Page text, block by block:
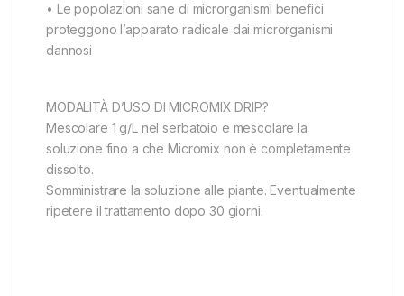
• Le popolazioni sane di microrganismi benefici
proteggono l’apparato radicale dai microrganismi
dannosi
MODALITÀ D’USO DI MICROMIX DRIP?
Mescolare 1 g/L nel serbatoio e mescolare la
soluzione fino a che Micromix non è completamente
dissolto.
Somministrare la soluzione alle piante. Eventualmente
ripetere il trattamento dopo 30 giorni.